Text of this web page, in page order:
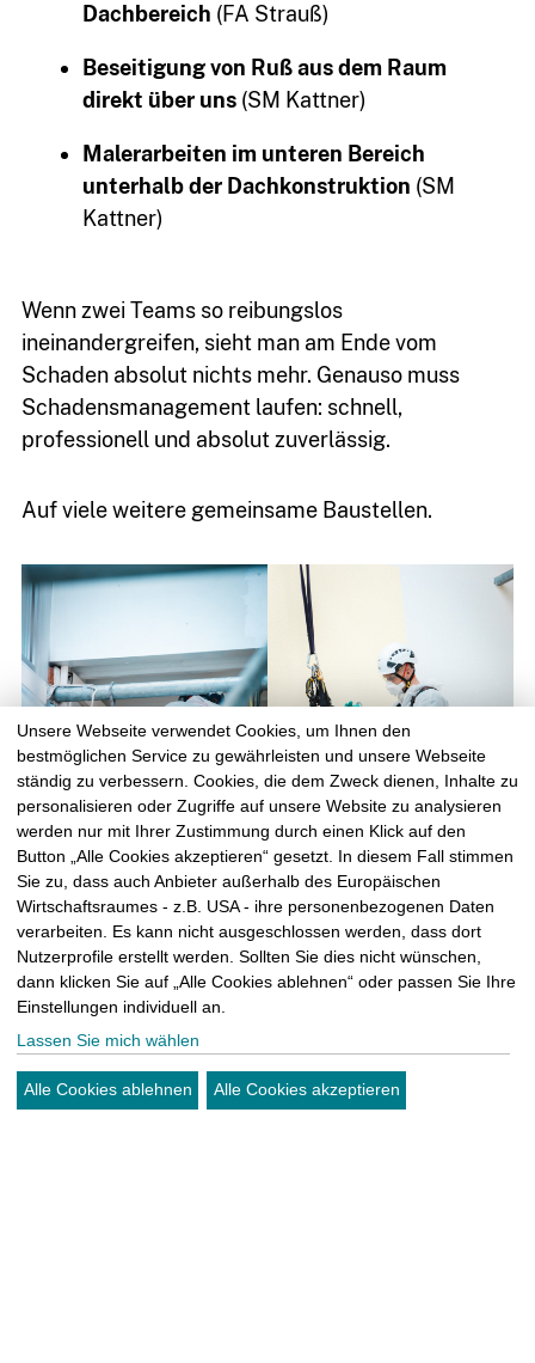
7934399
kontakt@sm-
kattner.de
Dachbereich (FA Strauß)
Beseitigung von Ruß aus dem Raum
direkt über uns(SM Kattner)
Malerarbeiten im unteren Bereich
unterhalb der Dachkonstruktion (SM
Kattner)
Wenn zwei Teams so reibungslos
ineinandergreifen, sieht man am Ende vom
Schaden absolut nichts mehr. Genauso muss
Schadensmanagement laufen: schnell,
professionell und absolut zuverlässig.
Auf viele weitere gemeinsame Baustellen.
Unsere Webseite verwendet Cookies, um Ihnen den
bestmöglichen Service zu gewährleisten und unsere Webseite
ständig zu verbessern. Cookies, die dem Zweck dienen, Inhalte zu
personalisieren oder Zugriffe auf unsere Website zu analysieren
werden nur mit Ihrer Zustimmung durch einen Klick auf den
Button „Alle Cookies akzeptieren“ gesetzt. In diesem Fall stimmen
Sie zu, dass auch Anbieter außerhalb des Europäischen
Wirtschaftsraumes - z.B. USA - ihre personenbezogenen Daten
verarbeiten. Es kann nicht ausgeschlossen werden, dass dort
Nutzerprofile erstellt werden. Sollten Sie dies nicht wünschen,
dann klicken Sie auf „Alle Cookies ablehnen“ oder passen Sie Ihre
Einstellungen individuell an.
Lassen Sie mich wählen
Alle Cookies ablehnen Alle Cookies akzeptieren